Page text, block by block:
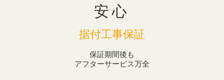
安心
据付工事保証
保証期間後も
アフターサービス万全